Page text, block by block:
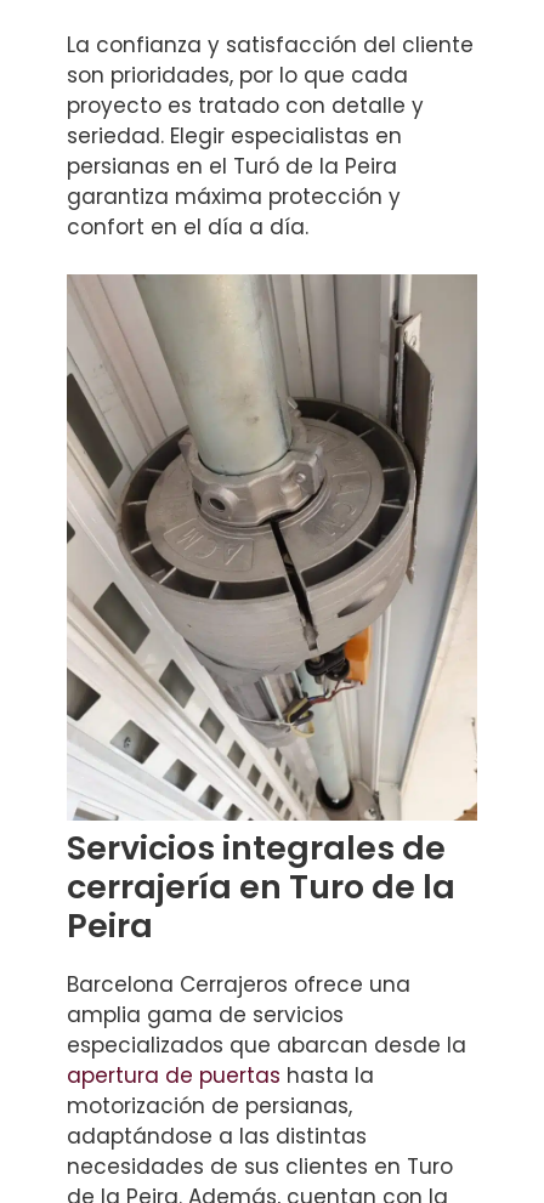
La confianza y satisfacción del cliente
son prioridades, por lo que cada
proyecto es tratado con detalle y
seriedad. Elegir especialistas en
persianas en el Turó de la Peira
garantiza máxima protección y
confort en el día a día.
Servicios integrales de
cerrajería en Turo de la
Peira
Barcelona Cerrajeros ofrece una
amplia gama de servicios
especializados que abarcan desde la
apertura de puertas hasta la
motorización de persianas,
adaptándose a las distintas
necesidades de sus clientes en Turo
de la Peira. Además, cuentan con la